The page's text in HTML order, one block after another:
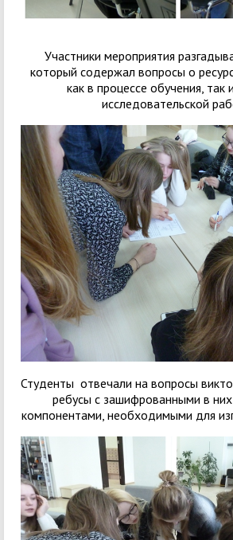
Участники мероприятия
который содержал вопросы о
как в процессе обучения, так
исследовательской
Студенты отвечали на вопросы
ребусы с зашифрованными в
компонентами, необходимыми для